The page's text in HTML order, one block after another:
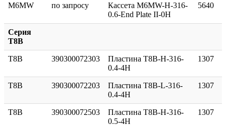
M6MW по запросу
Кассета M6MW-H-316-
0.6-End Plate II-0H
5640
Серия
T8B
T8B 390300072303
Пластина T8B-H-316-
0.4-4H
1307
T8B 390300072203
Пластина T8B-L-316-
0.4-4H
1307
T8B 390300072503
Пластина T8B-H-316-
0.5-4H
1307